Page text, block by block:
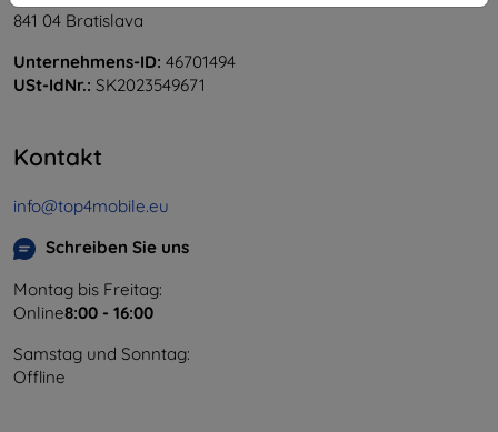
841 04 Bratislava
Unternehmens-ID: 46701494
USt-IdNr.: SK2023549671
Kontakt
info@top4mobile.eu
Schreiben Sie uns
Montag bis Freitag:
Online8:00 - 16:00
Samstag und Sonntag:
Offline